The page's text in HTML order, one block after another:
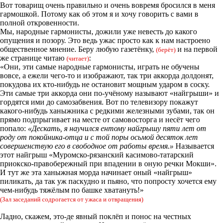
Вот товарищ очень правильно и очень вовремя бросился в меня
гармошкой. Потому как об этом я и хочу говорить с вами в
полной откровенности.
Мы, народные гармонисты, дожили уже невесть до какого
опущения и позору. Это ведь ужас просто как к нам настроено
общественное мнение. Беру любую газетёнку, (берёт) и на первой
же странице читаю (читает):
«Они, эти самые народные гармонисты, играть не обучены
вовсе, а ежели чего-то и изображают, так три аккорда долдонят,
покудова их кто-нибудь не остановит мощным ударом в соску.
Эти самые три аккорда они по-учёному называют «найгрыши» и
гордятся ими до самозабвения. Вот по телевизору покажут
какого-нибудь ханыжника с редкими железными зубами, так он
прямо подпрыгивает на месте от самовосторга и несёт чего
попало: «Дескать, я научился ентому найгрышу пяти лет от
роду от покойника-отца и с той поры осьмой десяток лет
совершенствую его в свободное от работы время.» Называется
этот найгрыш «Муромско-рязанский касимово-татарский
приокско-правобережный при впадении в оную речки Мокши».
И тут же эта ханыжная морда начинает оный «найгрыш»
пиликать, да так уж паскудно и пьяно, что попросту хочется ему
чем-нибудь тяжёлым по башке хватануть!»
(Зал заседаний содрогается от ужаса и отвращения)
Ладно, скажем, это-де явный поклёп и понос на честных